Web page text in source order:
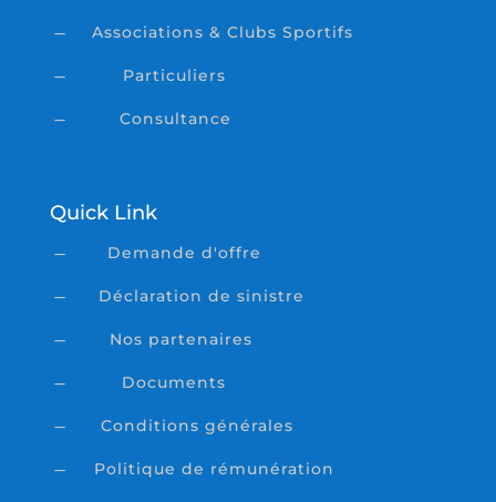
K Associations & Clubs Sportifs
K Particuliers
K Consultance
Quick Link
K Demande d'offre
K Déclaration de sinistre
K Nos partenaires
K Documents
K Conditions générales
K Politique de rémunération